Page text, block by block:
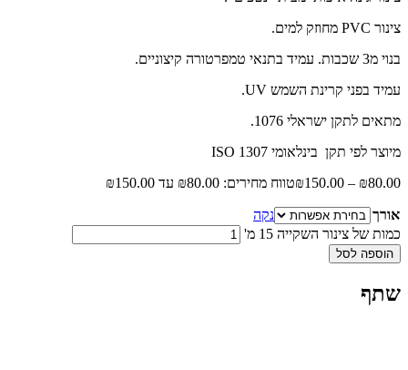
צינור PVC מחוזק למים.
בנוי מ3 שכבות. עמיד בתנאי טמפרטורה קיצוניים.
עמיד בפני קרינת השמש UV.
מתאים לתקן ישראלי 1076.
מיוצר לפי תקן בינלאומי ISO 1307
₪80.00
–
₪150.00 טווח מחירים: ⁦₪80.00⁩ עד ⁦₪150.00⁩
אורך
נקה
כמות של צינור השקייה 15 מ'
הוספה לסל
שתף